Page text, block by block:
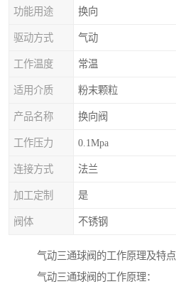
功能用途 换向
驱动方式 气动
工作温度 常温
适用介质 粉末颗粒
产品名称 换向阀
工作压力 0.1Mpa
连接方式 法兰
加工定制 是
阀体 不锈钢
气动三通球阀的工作原理及特点
气动三通球阀的工作原理：